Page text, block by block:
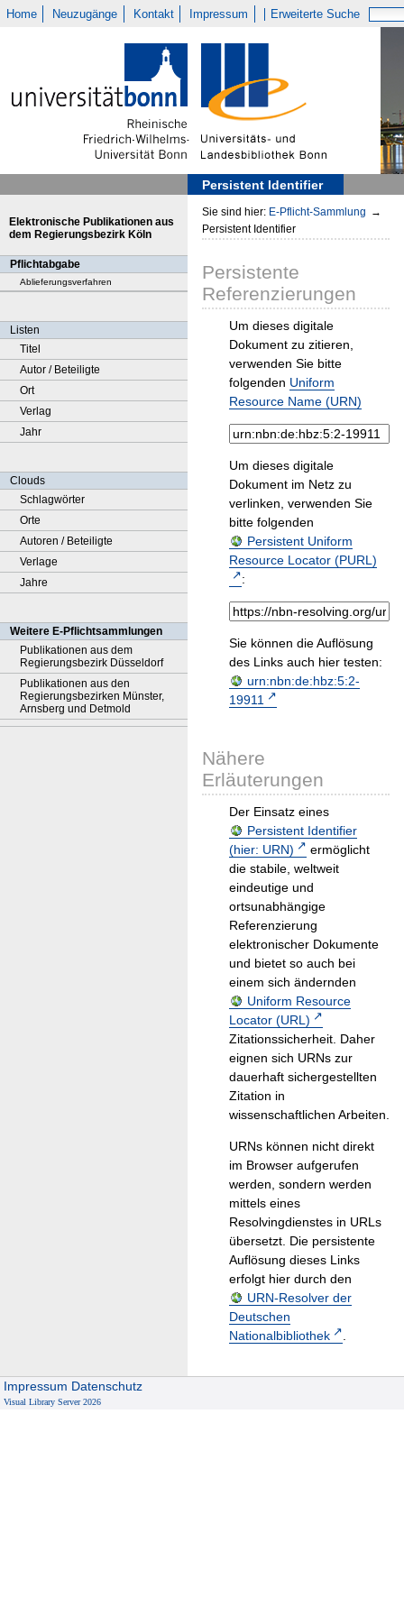
Home Neuzugänge Kontakt Impressum Erweiterte Suche
Persistent Identifier
Elektronische Publikationen aus
dem Regierungsbezirk Köln
Pflichtabgabe
Ablieferungsverfahren
Listen
Titel
Autor / Beteiligte
Ort
Verlag
Jahr
Clouds
Schlagwörter
Orte
Autoren / Beteiligte
Verlage
Jahre
Weitere E-Pflichtsammlungen
Publikationen aus dem
Regierungsbezirk Düsseldorf
Publikationen aus den
Regierungsbezirken Münster,
Arnsberg und Detmold
Sie sind hier: E-Pflicht-Sammlung →
Persistent Identifier
Persistente
Referenzierungen
Um dieses digitale
Dokument zu zitieren,
verwenden Sie bitte
folgenden Uniform
Resource Name (URN)
Um dieses digitale
Dokument im Netz zu
verlinken, verwenden Sie
bitte folgenden
Persistent Uniform
Resource Locator (PURL)
:
Sie können die Auflösung
des Links auch hier testen:
urn:nbn:de:hbz:5:2-
19911
Nähere
Erläuterungen
Der Einsatz eines
Persistent Identifier
(hier: URN)
ermöglicht
die stabile, weltweit
eindeutige und
ortsunabhängige
Referenzierung
elektronischer Dokumente
und bietet so auch bei
einem sich ändernden
Uniform Resource
Locator (URL)
Zitationssicherheit. Daher
eignen sich URNs zur
dauerhaft sichergestellten
Zitation in
wissenschaftlichen Arbeiten.
URNs können nicht direkt
im Browser aufgerufen
werden, sondern werden
mittels eines
Resolvingdienstes in URLs
übersetzt. Die persistente
Auflösung dieses Links
erfolgt hier durch den
URN-Resolver der
Deutschen
Nationalbibliothek
.
Impressum Datenschutz
Visual Library Server 2026